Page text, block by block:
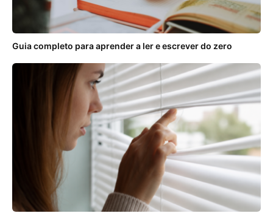
Guia completo para aprender a ler e escrever do zero